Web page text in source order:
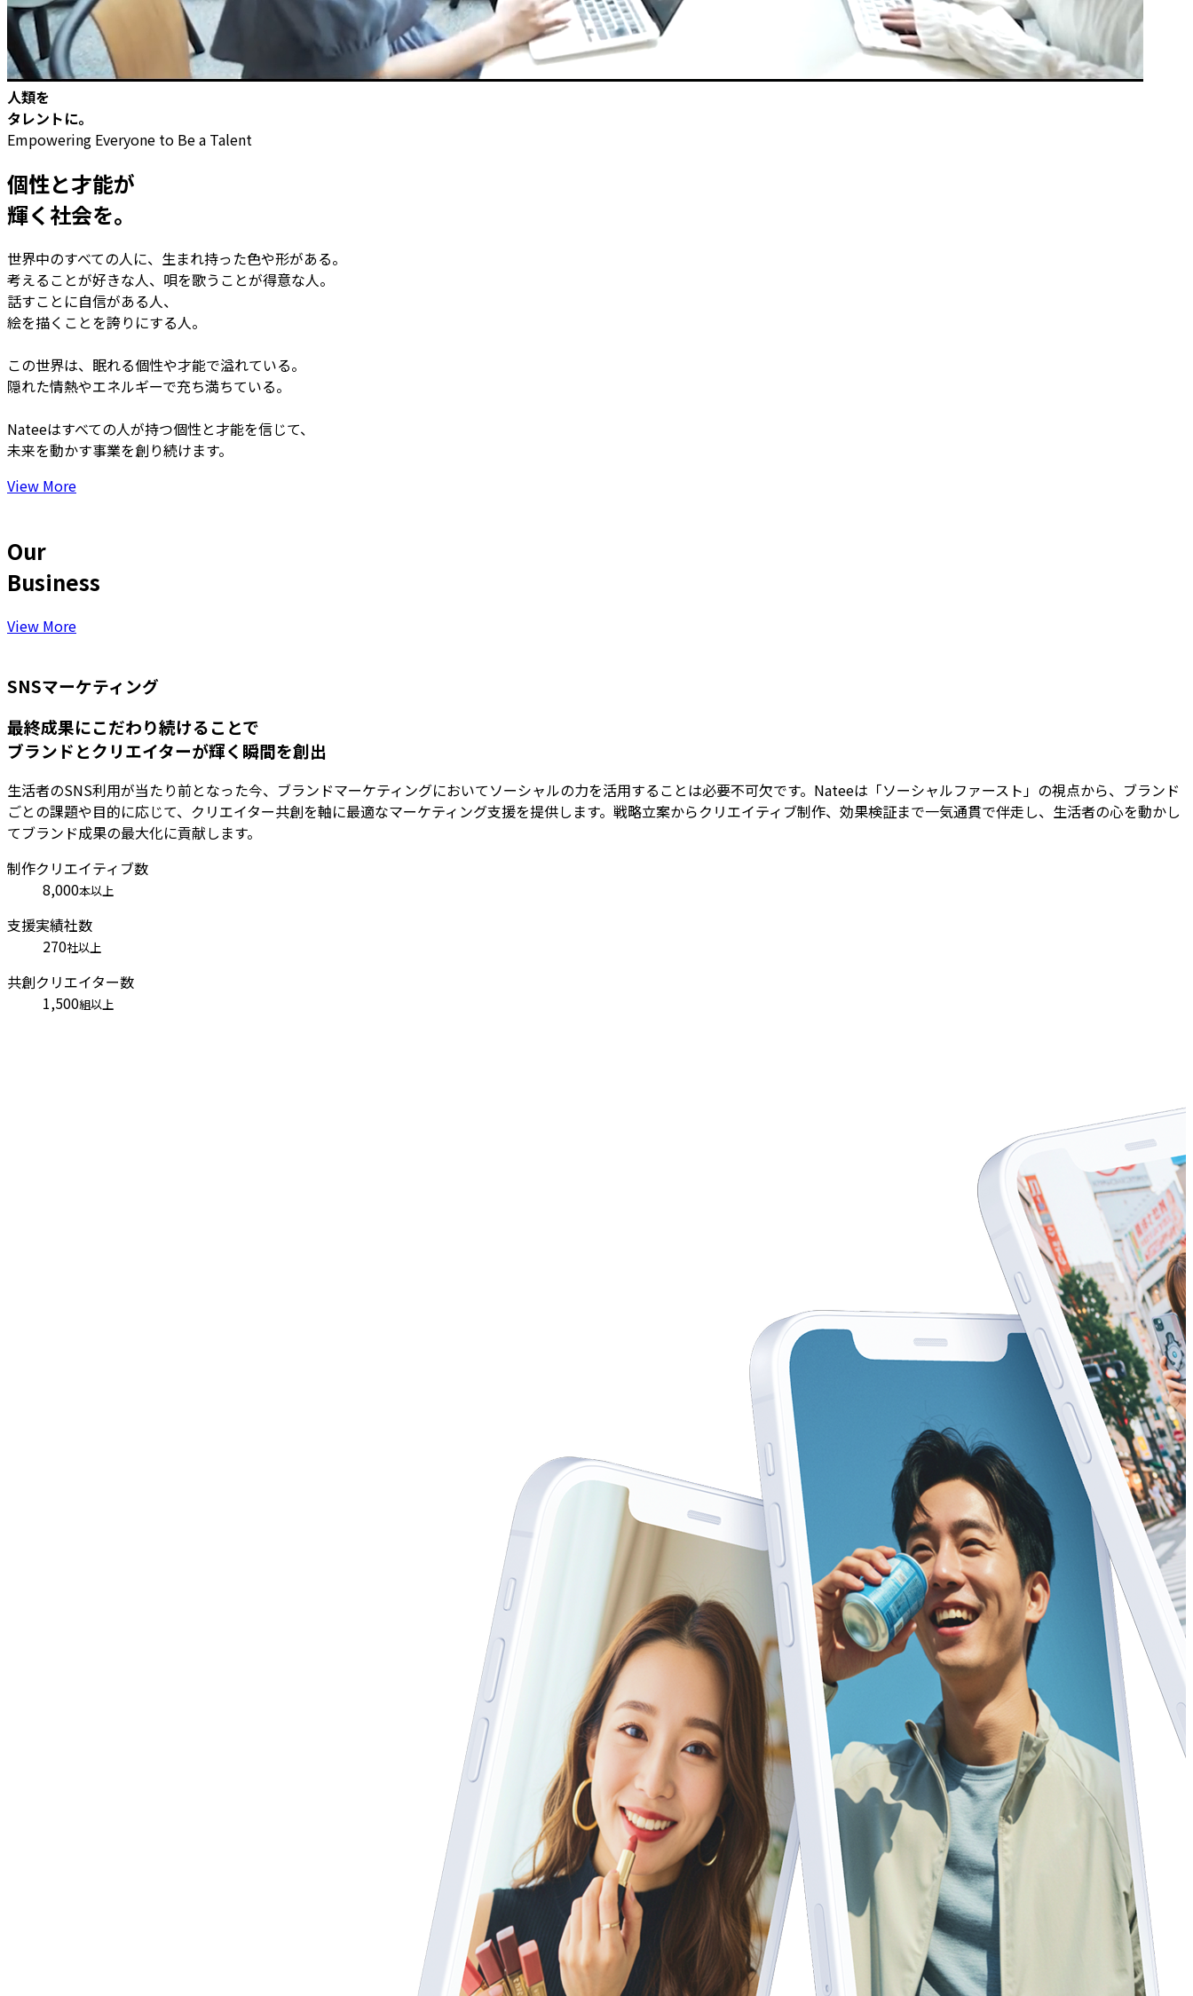
人類を
タレン トに。
Empowering Everyone to Be a Talent
個性と才能が
輝く社会を。
世界中のすべての人に、生まれ持った色や形がある。
考えることが好きな人、唄を歌うことが得意な人。
話すことに自信がある人、
絵を描くことを誇りにする人。
この世界は、眠れる個性や才能で溢れている。
隠れた情熱やエネルギーで充ち満ちている。
Nateeはすべての人が持つ個性と才能を信じて、
未来を動かす事業を創り続けます。
View More
Our
Business
View More
SNSマーケティング
最終成果にこだわり続けることで
ブランドとクリエイターが輝く瞬間を創出
生活者のSNS利用が当たり前となった今、ブランドマーケティングにおいてソーシャルの力を活用することは必要不可欠です。Nateeは「ソーシャルファースト」の視点から、ブランド
ごとの課題や目的に応じて、クリエイター共創を軸に最適なマーケティング支援を提供します。戦略立案からクリエイティブ制作、効果検証まで一気通貫で伴走し、生活者の心を動かし
てブランド成果の最大化に貢献します。
制作クリエイティブ数
8,000本以上
支援実績社数
270社以上
共創クリエイター数
1,500組以上